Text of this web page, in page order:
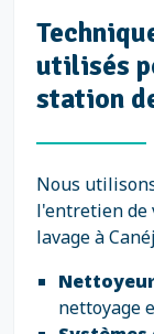
utilisés
station
Nous
l'entretien de
lavage à
nettoyage